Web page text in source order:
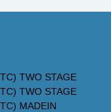
TWO STAGE
TWO STAGE
MADEIN